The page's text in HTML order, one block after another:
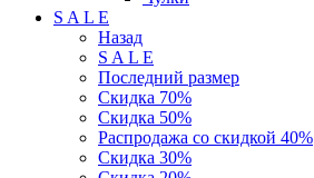
S A L E
Назад
S A L E
Последний размер
Скидка 70%
Скидка 50%
Распродажа со скидкой 40%
Скидка 30%